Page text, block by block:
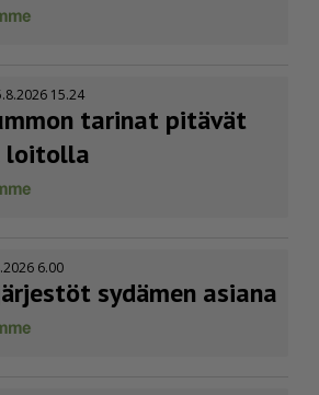
15.24
tarinat pitävät
loitolla
6.00
sydämen asiana